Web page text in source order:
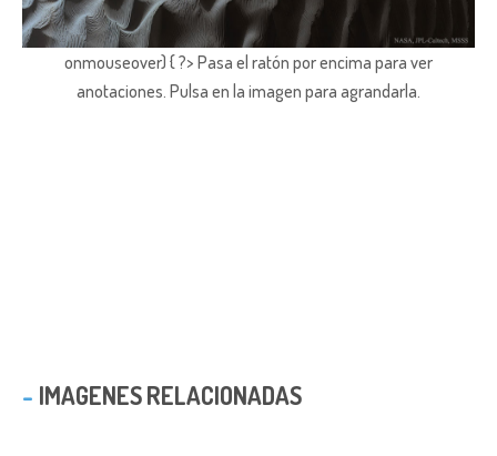
onmouseover) { ?> Pasa el ratón por encima para ver
anotaciones. Pulsa en la imagen para agrandarla.
IMAGENES RELACIONADAS